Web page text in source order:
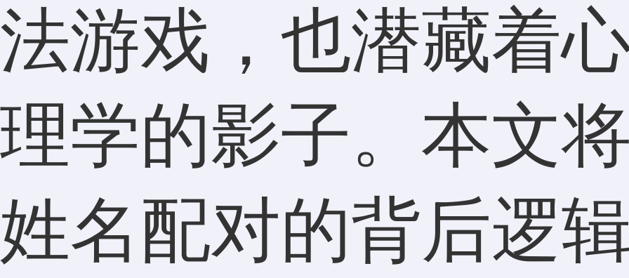
法游戏，也潜藏着
理学的影子。本文
姓名配对的背后逻